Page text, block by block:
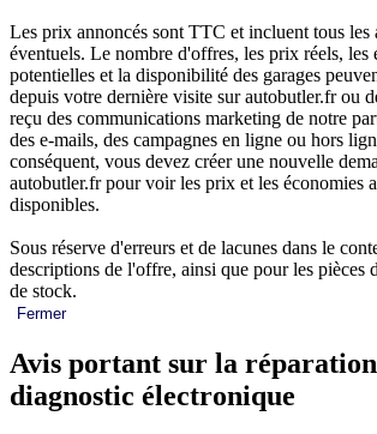
Les prix annoncés sont TTC et incluent tous les
éventuels. Le nombre d'offres, les prix réels, les
potentielles et la disponibilité des garages
depuis votre dernière visite sur autobutler.fr ou
reçu des communications marketing de notre
des e-mails, des campagnes en ligne ou hors
conséquent, vous devez créer une nouvelle
autobutler.fr pour voir les prix et les économies
disponibles.
Sous réserve d'erreurs et de lacunes dans le
descriptions de l'offre, ainsi que pour les pièces
de stock.
Fermer
Avis portant sur la
diagnostic électronique